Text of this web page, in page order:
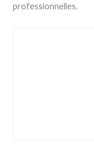
professionnelles.